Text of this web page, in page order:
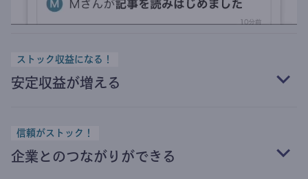
ストック収益になる！
安定収益が増える
信頼がストック！
企業とのつながりができる